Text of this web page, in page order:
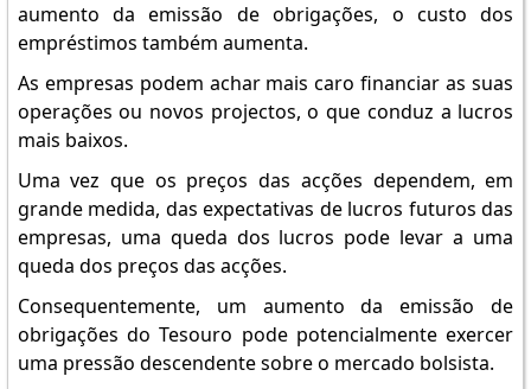
aumento da emissão de obrigações, o custo dos
empréstimos também aumenta.
As empresas podem achar mais caro financiar as suas
operações ou novos projectos, o que conduz a lucros
mais baixos.
Uma vez que os preços das acções dependem, em
grande medida, das expectativas de lucros futuros das
empresas, uma queda dos lucros pode levar a uma
queda dos preços das acções.
Consequentemente, um aumento da emissão de
obrigações do Tesouro pode potencialmente exercer
uma pressão descendente sobre o mercado bolsista.